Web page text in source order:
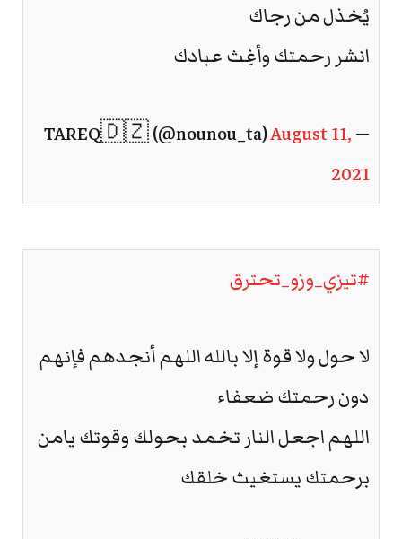
يُخذل من رجاك
انشر رحمتك وأغِث عبادك
— TAREQ🇩🇿 (@nounou_ta)
August 11,
2021
#تيزي_وزو_تحترق
لا حول ولا قوة إلا بالله اللهم أنجدهم فإنهم
دون رحمتك ضعفاء
اللهم اجعل النار تخمد بحولك وقوتك يامن
برحمتك يستغيث خلقك